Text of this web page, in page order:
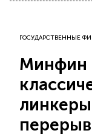
ГОСУДАРСТВЕННЫЕ
Минфин